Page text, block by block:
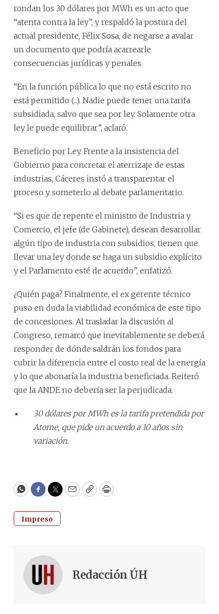
rondan los 30 dólares por MWh es un acto que
“atenta contra la ley”, y respaldó la postura del
actual presidente, Félix Sosa, de negarse a avalar
un documento que podría acarrearle
consecuencias jurídicas y penales.
“En la función pública lo que no está escrito no
está permitido (...). Nadie puede tener una tarifa
subsidiada, salvo que sea por ley. Solamente otra
ley le puede equilibrar”, aclaró.
Beneficio por Ley. Frente a la insistencia del
Gobierno para concretar el aterrizaje de estas
industrias, Cáceres instó a transparentar el
proceso y someterlo al debate parlamentario.
“Si es que de repente el ministro de Industria y
Comercio, el jefe (de Gabinete), desean desarrollar
algún tipo de industria con subsidios, tienen que
llevar una ley donde se haga un subsidio explícito
y el Parlamento esté de acuerdo”, enfatizó.
¿Quién paga? Finalmente, el ex gerente técnico
puso en duda la viabilidad económica de este tipo
de concesiones. Al trasladar la discusión al
Congreso, remarcó que inevitablemente se deberá
responder de dónde saldrán los fondos para
cubrir la diferencia entre el costo real de la energía
y lo que abonaría la industria beneficiada. Reiteró
que la ANDE no debería ser la perjudicada.
30 dólares por MWh es la tarifa pretendida por
Atome, que pide un acuerdo a 10 años sin
variación.
WhatsApp
Facebook
Twitter
EmailCopyPrint
Impreso
Redacción ÚH